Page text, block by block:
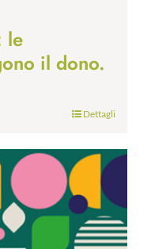
le
il dono.
Dettagli